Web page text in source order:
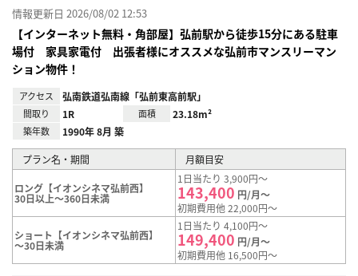
情報更新日 2026/08/02 12:53
【インターネット無料・角部屋】弘前駅から徒歩15分にある駐車
場付 家具家電付 出張者様にオススメな弘前市マンスリーマン
ション物件！
アクセス 弘南鉄道弘南線「弘前東高前駅」
間取り 1R 面積 23.18m²
築年数 1990年 8月 築
プラン名・期間 月額目安
ロング【イオンシネマ弘前西】
30日以上～360日未満
1日当たり 3,900円～
143,400 円/月～
初期費用他 22,000円～
ショート【イオンシネマ弘前西】
～30日未満
1日当たり 4,100円～
149,400 円/月～
初期費用他 16,500円～